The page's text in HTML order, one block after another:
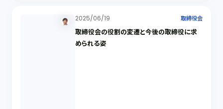
2025/06/19 取締役会
取締役会の役割の変遷と今後の取締役に求
められる姿